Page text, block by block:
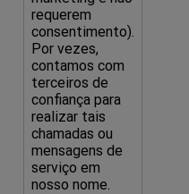
requerem
consentimento).
Por vezes,
contamos com
terceiros de
confiança para
realizar tais
chamadas ou
mensagens de
serviço em
nosso nome.